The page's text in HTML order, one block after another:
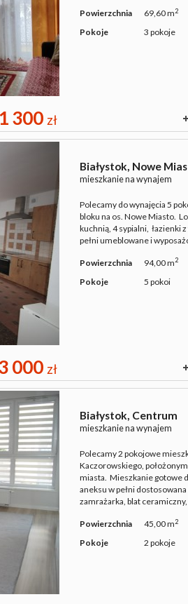
Powierzchnia 69,60 m2
Pokoje
3 pokoje
300 zł
Białystok, Nowe
mieszkanie na wynajem
Polecamy do wynajęcia 5
bloku na os. Nowe Miasto.
kuchnią, 4 sypialni, łazienki
pełni umeblowane i
Powierzchnia 94,00 m2
Pokoje
5 pokoi
000 zł
Białystok, Centrum
mieszkanie na wynajem
Polecamy 2 pokojowe
Kaczorowskiego,
miasta. Mieszkanie gotowe
aneksu w pełni
zamrażarka, blat ceramiczny,
Powierzchnia 45,00 m2
Pokoje
2 pokoje